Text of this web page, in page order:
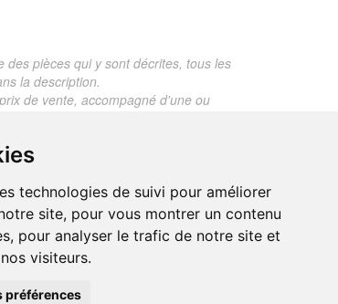
technologies de suivi pour améliorer
site, pour vous montrer un contenu
pour analyser le trafic de notre site et
visiteurs.
préférences
pièces qui y sont décrites, tous les
la description.
de vente, accompagné d'une ou
prix est supérieur à 130 euros. En
rapport d'expertise pour les objets